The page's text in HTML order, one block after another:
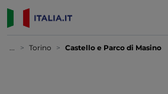
... Torino Castello e Parco di Masino